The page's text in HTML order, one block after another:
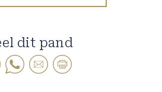
dit pand